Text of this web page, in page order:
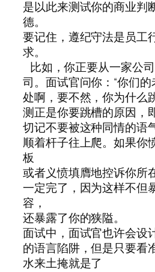
是以此来测试你的商业判
德。
要记住，遵纪守法是员工
求。
比如，你正要从一家公
司。面试官问你：“你们
处啊，要不然，你为什么
测正是你要跳槽的原因，
切记不要被这种同情的语
顺着杆子往上爬。如果你
板
或者义愤填膺地控诉你所
一定完了，因为这样不但
容，
还暴露了你的狭隘。
面试中，面试官也许会设
的语言陷阱，但是只要看
水来土掩就是了